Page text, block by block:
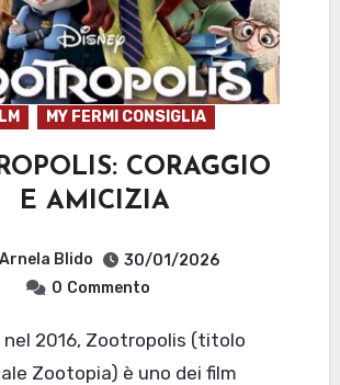
MY FERMI CONSIGLIA
CORAGGIO
E AMICIZIA
Arnela Blido
30/01/2026
0 Commento
Zootopia) è uno dei film